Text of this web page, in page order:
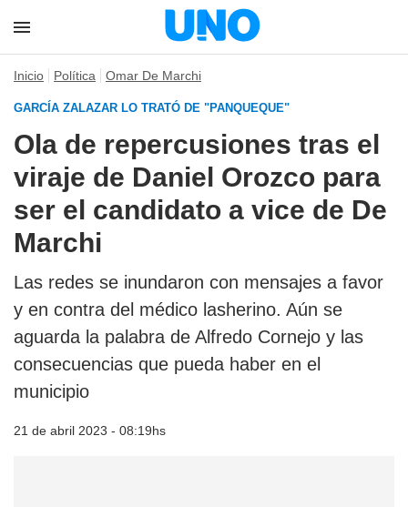
Inicio Política Omar De Marchi
GARCÍA ZALAZAR LO TRATÓ DE "PANQUEQUE"
Ola de repercusiones tras el
viraje de Daniel Orozco para
ser el candidato a vice de De
Marchi
Las redes se inundaron con mensajes a favor
y en contra del médico lasherino. Aún se
aguarda la palabra de Alfredo Cornejo y las
consecuencias que pueda haber en el
municipio
21 de abril 2023 - 08:19hs